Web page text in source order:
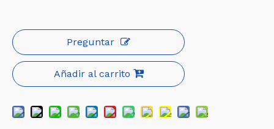
Preguntar
Añadir al carrito